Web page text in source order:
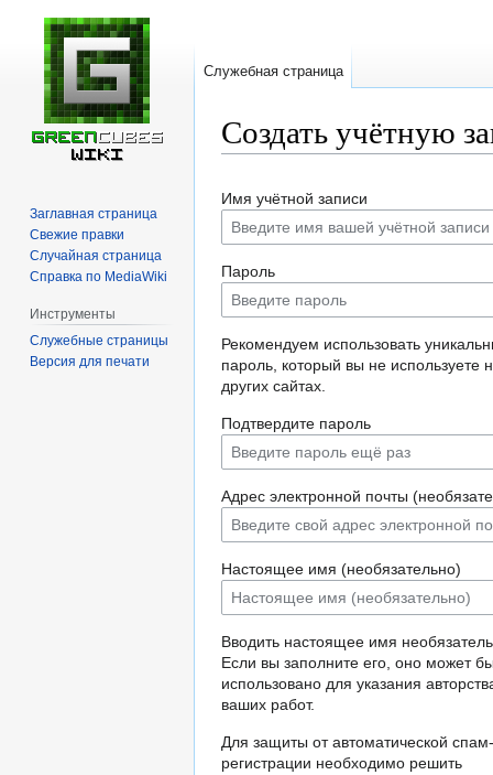
Создать учётную
к
навигации
к
поиску
Имя учётной записи
Пароль
Рекомендуем использовать
пароль, который вы не используете
других сайтах.
Подтвердите пароль
Адрес электронной почты
Настоящее имя (необязательно)
Вводить настоящее имя
Если вы заполните его, оно может
использовано для указания
ваших работ.
Для защиты от автоматической спам-
регистрации необходимо решить
Служебная страница
Заглавная страница
Свежие правки
Случайная страница
Справка по MediaWiki
Инструменты
Служебные страницы
Версия для печати